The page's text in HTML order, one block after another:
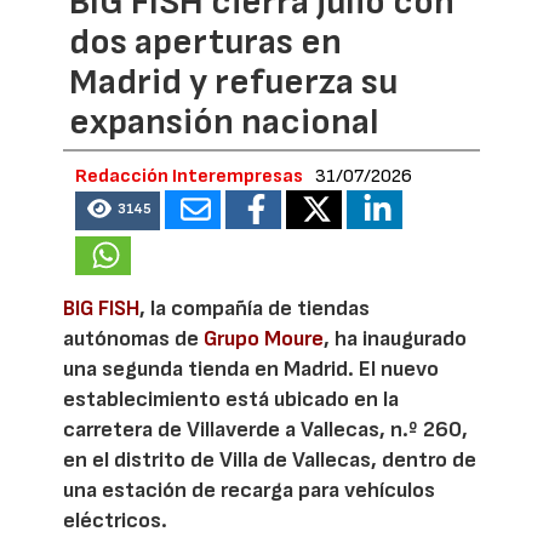
dos aperturas en
Madrid y refuerza su
expansión nacional
Redacción Interempresas 31/07/2026
3145
BIG FISH, la compañía de tiendas
autónomas de Grupo Moure, ha inaugurado
una segunda tienda en Madrid. El nuevo
establecimiento está ubicado en la
carretera de Villaverde a Vallecas, n.º 260,
en el distrito de Villa de Vallecas, dentro de
una estación de recarga para vehículos
eléctricos.